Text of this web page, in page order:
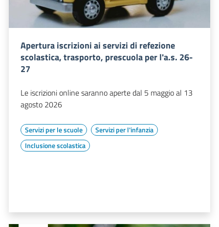
Apertura iscrizioni ai servizi di refezione
scolastica, trasporto, prescuola per l'a.s. 26-
27
Le iscrizioni online saranno aperte dal 5 maggio al 13
agosto 2026
Servizi per le scuole
Servizi per l'infanzia
Inclusione scolastica